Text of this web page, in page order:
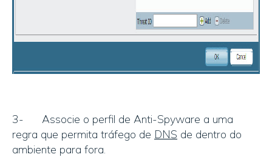
3- Associe o perfil de Anti-Spyware a uma
regra que permita tráfego de DNS de dentro do
ambiente para fora.